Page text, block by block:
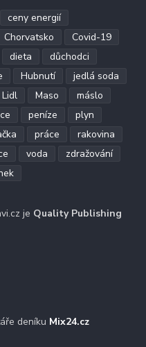
ceny energií
Chorvatsko
Covid-19
dieta
důchodci
Hubnutí
jedlá soda
Lidl Maso
máslo
peníze
plyn
práce
rakovina
voda
zdražování
je Quality Publishing
deníku Mix24.cz